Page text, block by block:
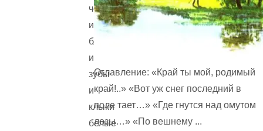
чёрные
и
блестящие;
и
зубы
и
клыки
белые
Оглавление: «Край ты мой, родимый
край!..» «Вот уж снег последний в
поле тает…» «Где гнутся над омутом
лозы…» «По вешнему ...